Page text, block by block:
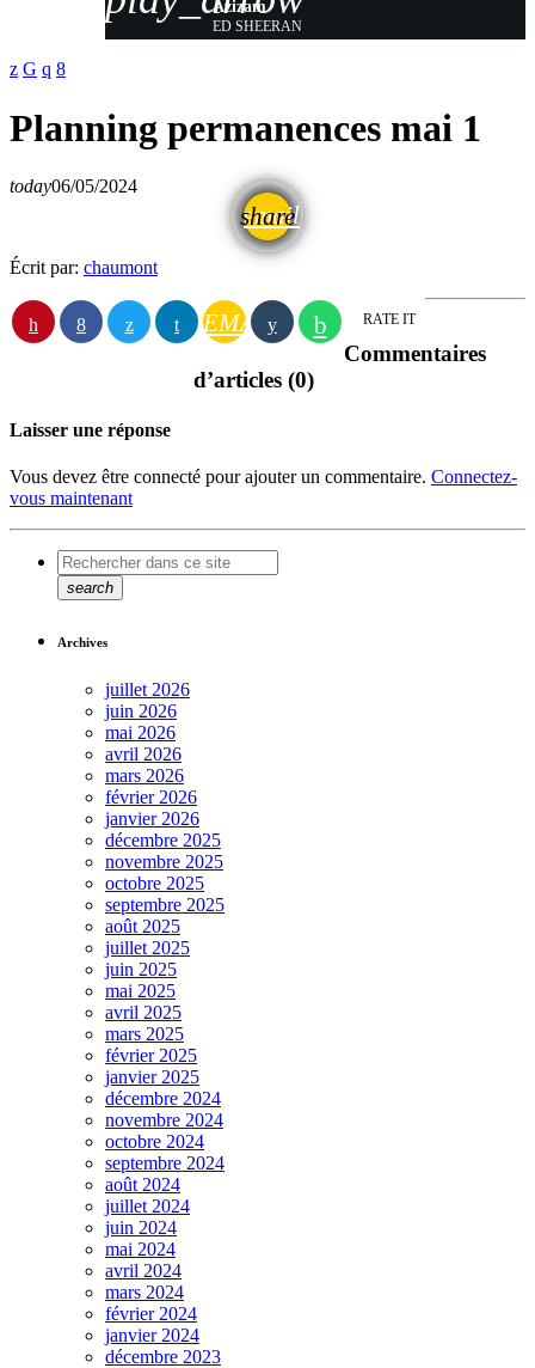
Azizam
ED SHEERAN
Planning permanences mai 1
today06/05/2024
share
email
Écrit par: chaumont
EMAIL RATE IT
Commentaires
d’articles (0)
Laisser une réponse
Vous devez être connecté pour ajouter un commentaire. Connectez-
vous maintenant
search
Archives
juillet 2026
juin 2026
mai 2026
avril 2026
mars 2026
février 2026
janvier 2026
décembre 2025
novembre 2025
octobre 2025
septembre 2025
août 2025
juillet 2025
juin 2025
mai 2025
avril 2025
mars 2025
février 2025
janvier 2025
décembre 2024
novembre 2024
octobre 2024
septembre 2024
août 2024
juillet 2024
juin 2024
mai 2024
avril 2024
mars 2024
février 2024
janvier 2024
décembre 2023